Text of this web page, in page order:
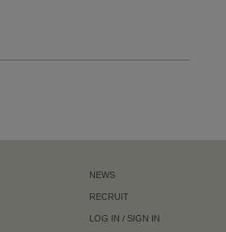
NEWS
RECRUIT
LOG IN / SIGN IN